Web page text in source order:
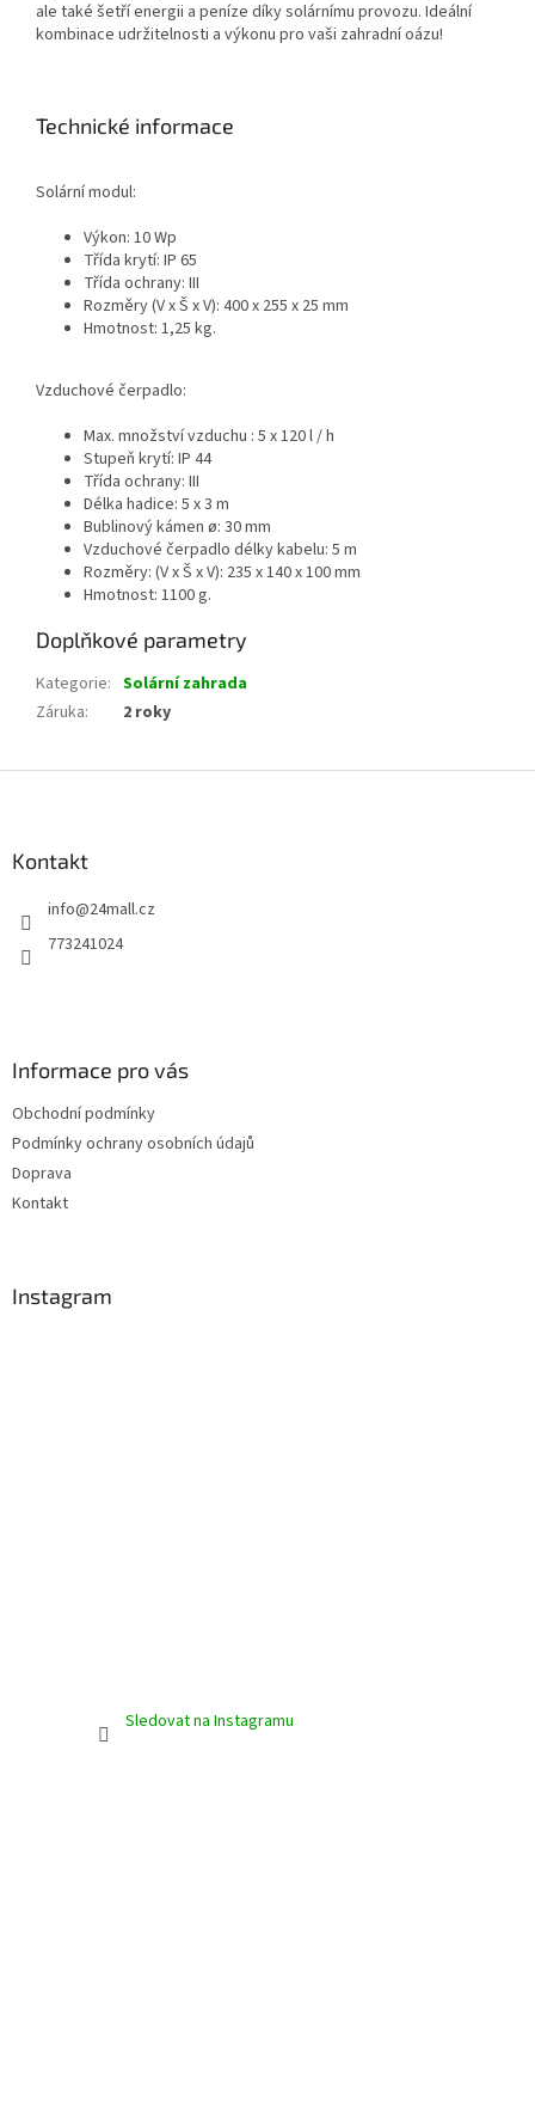
ale také šetří energii a peníze díky solárnímu provozu. Ideální
kombinace udržitelnosti a výkonu pro vaši zahradní oázu!
Technické informace
Solární modul:
Výkon: 10 Wp
Třída krytí: IP 65
Třída ochrany: III
Rozměry (V x Š x V): 400 x 255 x 25 mm
Hmotnost: 1,25 kg.
Vzduchové čerpadlo:
Max. množství vzduchu : 5 x 120 l / h
Stupeň krytí: IP 44
Třída ochrany: III
Délka hadice: 5 x 3 m
Bublinový kámen ø: 30 mm
Vzduchové čerpadlo délky kabelu: 5 m
Rozměry: (V x Š x V): 235 x 140 x 100 mm
Hmotnost: 1100 g.
Doplňkové parametry
Kategorie: Solární zahrada
Záruka: 2 roky
Kontakt
info@24mall.cz
773241024
Informace pro vás
Obchodní podmínky
Podmínky ochrany osobních údajů
Doprava
Kontakt
Instagram
Sledovat na Instagramu